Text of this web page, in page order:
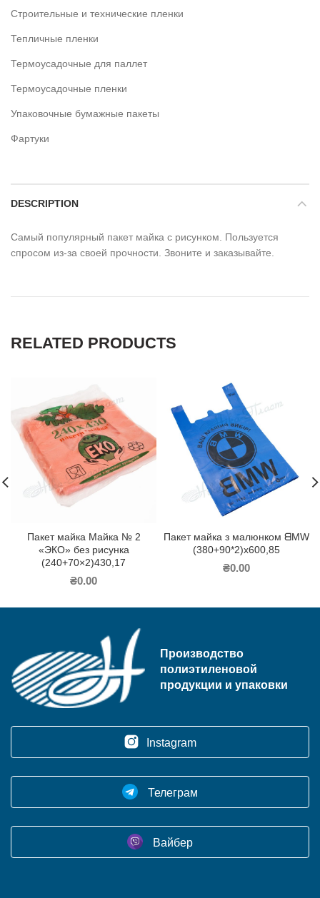
Строительные и технические пленки
Тепличные пленки
Термоусадочные для паллет
Термоусадочные пленки
Упаковочные бумажные пакеты
Фартуки
DESCRIPTION
Самый популярный пакет майка с рисунком. Пользуется
спросом из-за своей прочности. Звоните и заказывайте.
RELATED PRODUCTS
Пакет майка Майка № 2
«ЭКО» без рисунка
(240+70×2)430,17
₴0.00
Пакет майка з малюнком ᗺMW
(380+90*2)х600,85
₴0.00
Производство
полиэтиленовой
продукции и упаковки
Instagram
Телеграм
Вайбер